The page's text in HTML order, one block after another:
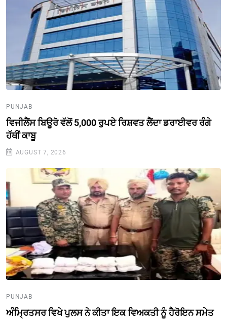
PUNJAB
ਵਿਜੀਲੈਂਸ ਬਿਊਰੋ ਵੱਲੋਂ 5,000 ਰੁਪਏ ਰਿਸ਼ਵਤ ਲੈਂਦਾ ਡਰਾਈਵਰ ਰੰਗੇ
ਹੱਥੀਂ ਕਾਬੂ
AUGUST 7, 2026
PUNJAB
ਅੰਮ੍ਰਿਤਸਰ ਵਿਖੇ ਪੁਲਸ ਨੇ ਕੀਤਾ ਇਕ ਵਿਅਕਤੀ ਨੂੰ ਹੈਰੋਇਨ ਸਮੇਤ